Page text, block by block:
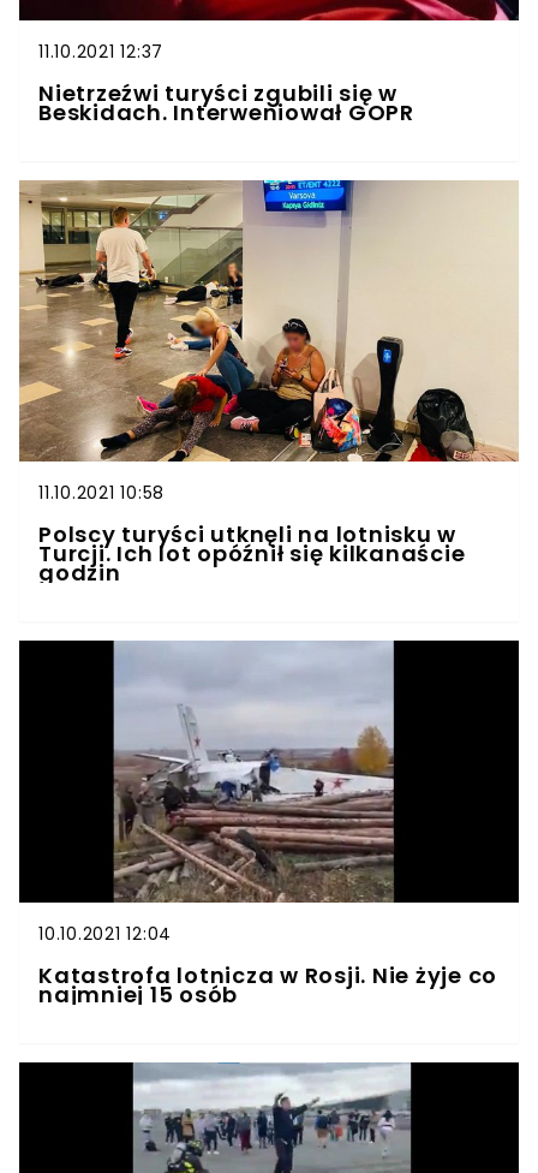
11.10.2021 12:37
Nietrzeźwi turyści zgubili się w
Beskidach. Interweniował GOPR
11.10.2021 10:58
Polscy turyści utknęli na lotnisku w
Turcji. Ich lot opóźnił się kilkanaście
godzin
10.10.2021 12:04
Katastrofa lotnicza w Rosji. Nie żyje co
najmniej 15 osób